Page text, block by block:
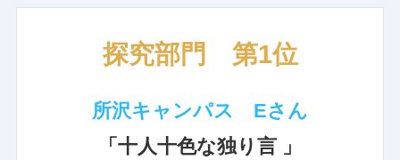
探究部門 第1位
所沢キャンパス Eさん
「十人十色な独り言 」